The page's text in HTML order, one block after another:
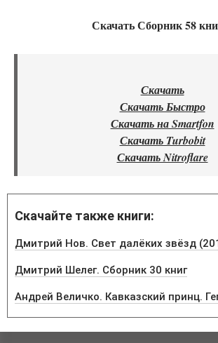
Скачать Сборник 58
Скачать
Скачать Быстро
Скачать на Smartfon
Скачать Turbobit
Скачать Nitroflare
Скачайте также книги:
Дмитрий Нов. Свет далёких звёзд
Дмитрий Шелег. Сборник 30 книг
Андрей Величко. Кавказский принц.